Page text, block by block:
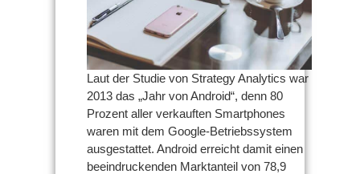
Laut der Studie von Strategy Analytics war
2013 das „Jahr von Android“, denn 80
Prozent aller verkauften Smartphones
waren mit dem Google-Betriebssystem
ausgestattet. Android erreicht damit einen
beeindruckenden Marktanteil von 78,9